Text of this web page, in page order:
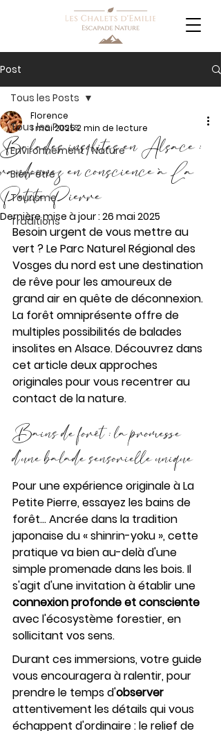
Post
Tous les Posts
Environnement / Nature
Bien-être
Tourisme
Traditions
Tous les Posts
Balades insolites en Alsace :
randonnez en conscience à La
Petite Pierre
Florence
1 mai 20252 min de lecture
Dernière mise à jour : 26 mai 2025
Besoin urgent de vous mettre au
vert ? Le Parc Naturel Régional des
Vosges du nord est une destination
de rêve pour les amoureux de
grand air en quête de déconnexion.
La forêt omniprésente offre de
multiples possibilités de balades
insolites en Alsace. Découvrez dans
cet article deux approches
originales pour vous recentrer au
contact de la nature.
Bains de forêt : la promesse
d'une balade sensorielle unique
Pour une expérience originale à La
Petite Pierre, essayez les bains de
forêt... Ancrée dans la tradition
japonaise du « shinrin-yoku », cette
pratique va bien au-delà d'une
simple promenade dans les bois. Il
s'agit d'une invitation à établir une
connexion profonde et consciente
avec l'écosystème forestier, en
sollicitant vos sens.
Durant ces immersions, votre guide
vous encouragera à ralentir, pour
prendre le temps d'observer
attentivement les détails qui vous
échappent d'ordinaire : le relief de